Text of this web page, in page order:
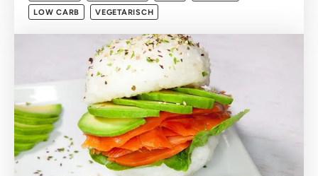
LOW CARB VEGETARISCH